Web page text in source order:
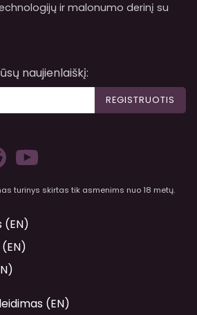
ir malonumo derinį su
naujienlaiškį:
REGISTRUOTIS
turinys skirtas tik asmenims nuo 18 metų.
(EN)
(EN)